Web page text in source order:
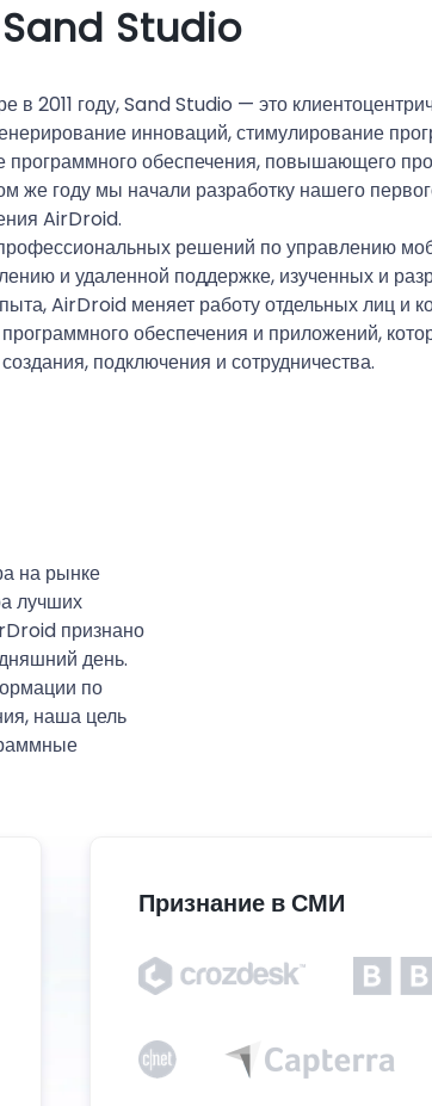
Studio
в 2011 году, Sand Studio — это
инноваций, стимулирование
программного обеспечения, повышающего
же году мы начали разработку нашего
AirDroid.
решений по управлению
и удаленной поддержке, изученных и
AirDroid меняет работу отдельных лиц и
обеспечения и приложений,
подключения и сотрудничества.
на рынке
лучших
признано
день.
по
наша цель
Признание в СМИ